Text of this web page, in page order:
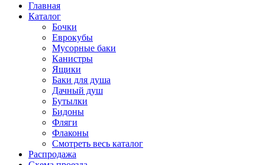
Главная
Каталог
Бочки
Еврокубы
Мусорные баки
Канистры
Ящики
Баки для душа
Дачный душ
Бутылки
Бидоны
Фляги
Флаконы
Смотреть весь каталог
Распродажа